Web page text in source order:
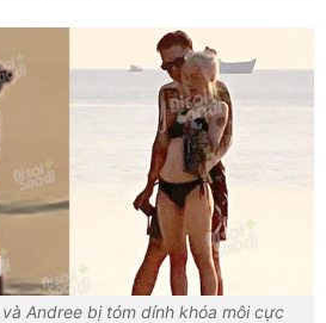
Andree bị tóm dính khóa môi cực